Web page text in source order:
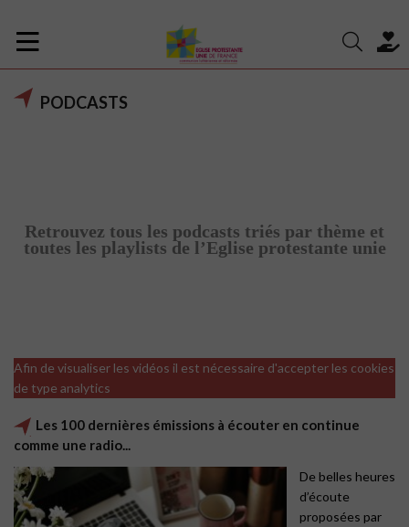
PODCASTS
Retrouvez tous les podcasts triés par thème et
toutes les playlists de l’Eglise protestante unie
Afin de visualiser les vidéos il est nécessaire d'accepter les cookies
de type analytics
Les 100 dernières émissions à écouter en continue
comme une radio...
De belles heures
d’écoute
proposées par